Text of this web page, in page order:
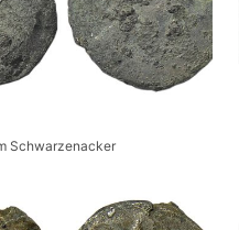
Schwarzenacker